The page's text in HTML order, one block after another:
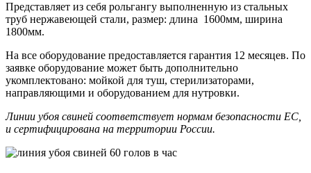
Представляет из себя рольгангу выполненную из стальных
труб нержавеющей стали, размер: длина 1600мм, ширина
1800мм.
На все оборудование предоставляется гарантия 12 месяцев. По
заявке оборудование может быть дополнительно
укомплектовано: мойкой для туш, стерилизаторами,
направляющими и оборудованием для нутровки.
Линии убоя свиней соответствует нормам безопасности ЕС,
и сертифицирована на территории России.